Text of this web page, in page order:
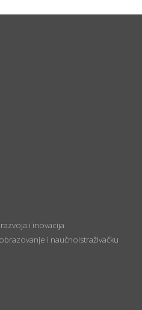
i inovacija
i naučnoistraživačku